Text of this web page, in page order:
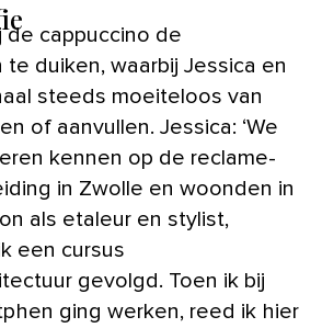
de cappuccino de
duiken, waarbij Jessica en
steeds moeiteloos van
of aanvullen. Jessica: ‘We
kennen op de reclame-
in Zwolle en woonden in
als etaleur en stylist,
een cursus
gevolgd. Toen ik bij
ging werken, reed ik hier